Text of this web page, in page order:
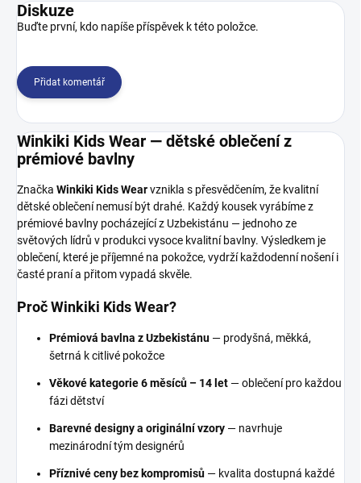
Diskuze
Buďte první, kdo napíše příspěvek k této položce.
Přidat komentář
Winkiki Kids Wear — dětské oblečení z
prémiové bavlny
Značka Winkiki Kids Wearvznikla s přesvědčením, že kvalitní
dětské oblečení nemusí být drahé. Každý kousek vyrábíme z
prémiové bavlny pocházející z Uzbekistánu — jednoho ze
světových lídrů v produkci vysoce kvalitní bavlny. Výsledkem je
oblečení, které je příjemné na pokožce, vydrží každodenní nošení i
časté praní a přitom vypadá skvěle.
Proč Winkiki Kids Wear?
Prémiová bavlna z Uzbekistánu — prodyšná, měkká,
šetrná k citlivé pokožce
Věkové kategorie 6 měsíců – 14 let — oblečení pro každou
fázi dětství
Barevné designy a originální vzory — navrhuje
mezinárodní tým designérů
Příznivé ceny bez kompromisů — kvalita dostupná každé